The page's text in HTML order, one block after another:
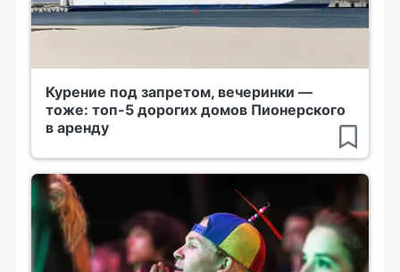
Курение под запретом, вечеринки —
тоже: топ-5 дорогих домов Пионерского
в аренду